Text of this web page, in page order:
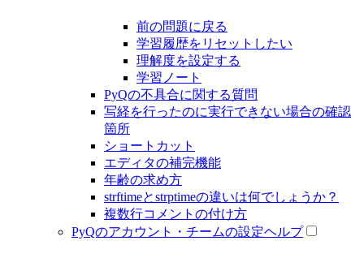
前の問題に戻る
学習履歴をリセットしたい
理解度を設定する
学習ノート
PyQの不具合に関する質問
写経を行ったのに実行できない場合の確認
箇所
ショートカット
エディタの補完機能
年齢の求め方
strftimeとstrptimeの違いは何でしょうか？
複数行コメントの付け方
PyQのアカウント・チームの設定ヘルプ